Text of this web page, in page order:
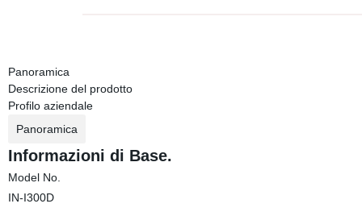
Panoramica
Descrizione del prodotto
Profilo aziendale
Panoramica
Informazioni di Base.
Model No.
IN-I300D